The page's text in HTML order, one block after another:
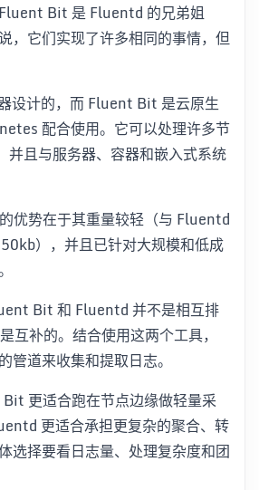
Bit 是 Fl​​uentd 的兄弟姐
，它们实现了许多相同的事情，但
设计的，而 Fluent Bit 是云原生
配合使用。它可以处理许多节
并且与服务器、容器和嵌入式系统
优势在于其重量较轻（与 Fluentd
），并且已针对大规模和低成
Bit 和 Fluentd 并不是相互排
互补的。结合使用这两个工具，
管道来收集和提取日志。
更适合跑在节点边缘做轻量采
更适合承担更复杂的聚合、转
选择要看日志量、处理复杂度和团